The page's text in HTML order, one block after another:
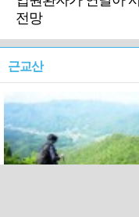
전망
근교산